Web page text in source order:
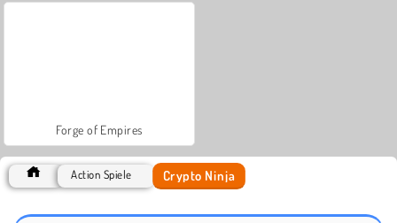
Forge of Empires
Action Spiele Crypto Ninja